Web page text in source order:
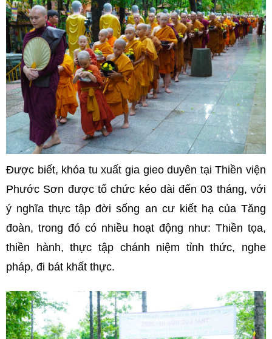
Được biết, khóa tu xuất gia gieo duyên tại Thiền viện
Phước Sơn được tổ chức kéo dài đến 03 tháng, với
ý nghĩa thực tập đời sống an cư kiết hạ của Tăng
đoàn, trong đó có nhiều hoạt động như: Thiền tọa,
thiền hành, thực tập chánh niệm tỉnh thức, nghe
pháp, đi bát khất thực.